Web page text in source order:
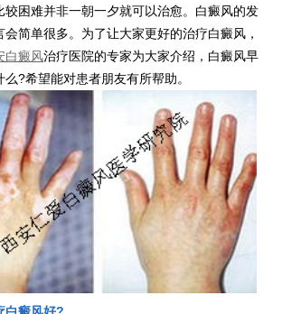
较困难并非一朝一夕就可以治愈。白癜风的发
简单很多。为了让大家更好的治疗白癜风，
白癜风治疗医院的专家为大家介绍，白癜风早
?希望能对患者朋友有所帮助。